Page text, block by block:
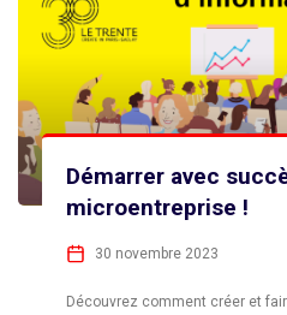
Démarrer avec
microentreprise !
30 novembre 2023
Découvrez comment créer et